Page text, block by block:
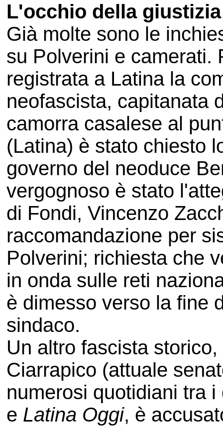
L'occhio della
Già molte sono le
su Polverini e camerati.
registrata a Latina la
neofascista, capitanata
camorra casalese al
(Latina) è stato chiesto
governo del neoduce
vergognoso è stato
di Fondi, Vincenzo
raccomandazione per
Polverini; richiesta che
in onda sulle reti
è dimesso verso la fine
sindaco.
Un altro fascista
Ciarrapico (attuale
numerosi quotidiani tra
e Latina Oggi, è